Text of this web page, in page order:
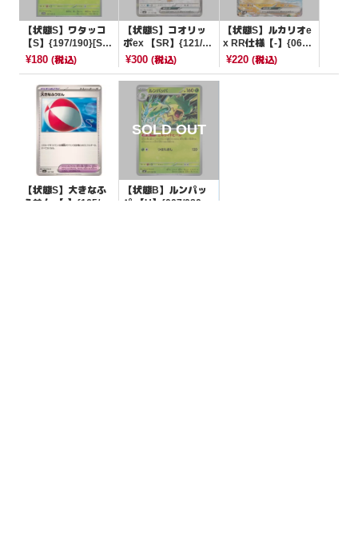
【状態S】ワタッコ
【S】{197/190}[SV4
a]
¥180 (税込)
【状態S】コオリッ
ポex 【SR】{121/10
8}[SV3]
¥300(税込)
【状態S】ルカリオe
x RR仕様【-】{065/
175}[SVM]
¥220 (税込)
【状態S】大きなふ
うせん 【-】{165/19
【状態B】ルンパッ
パ 【U】{007/080}